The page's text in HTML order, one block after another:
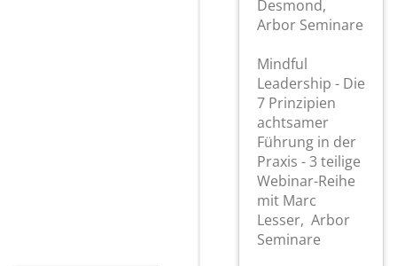
Desmond,
Arbor Seminare
Mindful
Leadership - Die
7 Prinzipien
achtsamer
Führung in der
Praxis - 3 teilige
Webinar-Reihe
mit Marc
Lesser, Arbor
Seminare